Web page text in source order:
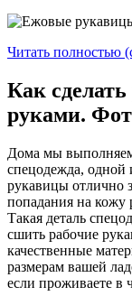
Читать полностью
Как
руками.
Дома мы
спецодежда, одной
рукавицы отлично
попадания на кожу
Такая деталь
сшить рабочие
качественные
размерам вашей
если проживаете в